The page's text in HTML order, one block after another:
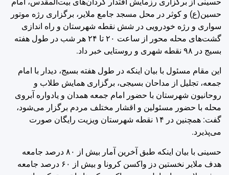
حسین(ع) و کوثر در محل مسجد جامع ملایر، برگزاری رژه موتور
سواری و رژه خودرویی در شش نقطه شهرستان و راه اندازی
گشت‌های محله محور از ساعت ۲۰ تا ۲۴ هر شب در طول هفته
بسیج در ۹۸ نقطه شهری و روستایی خبر داد.
این مقام مسئول با بیان اینکه در طول هفته بسیج، دیدار با امام
جمعه، تجلیل از مداحان بسیجی، برگزاری همایش طلاب و
روحانیون شهرستان با حضور امام جمعه همدان و یادواره آبروی
محله با حضور مسئولین و اقشار مختلف مردم برگزار می‌شود،
گفت: همچنین در ۱۴ نقطه شهرستان ویزیت رایگان صورت
می‌پذیرد.
حسینی با بیان اینکه طبق آخرین آمار بیش از ۸۰ درصد جامعه
هدف ملایر نخستین دز واکسن کرونا و بیش از ۶۰ درصد جامعه